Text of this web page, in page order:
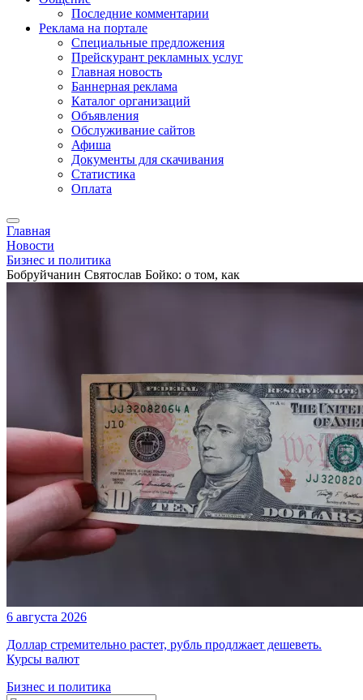
Последние комментарии
Реклама на портале
Специальные предложения
Прейскурант рекламных услуг
Главная новость
Баннерная реклама
Каталог организаций
Объявления
Обслуживание сайтов
Афиша
Документы для скачивания
Статистика
Оплата
Главная
Новости
Бизнес и политика
Бобруйчанин Святослав Бойко: о том, как
6 августа 2026
Доллар стремительно растет, рубль продлжает дешеветь.
Курсы валют
Бизнес и политика